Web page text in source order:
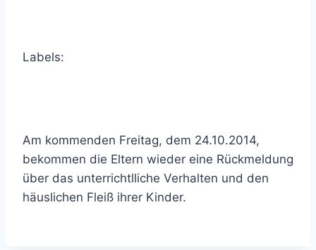
Labels:
Am kommenden Freitag, dem 24.10.2014,
bekommen die Eltern wieder eine Rückmeldung
über das unterrichtlliche Verhalten und den
häuslichen Fleiß ihrer Kinder.